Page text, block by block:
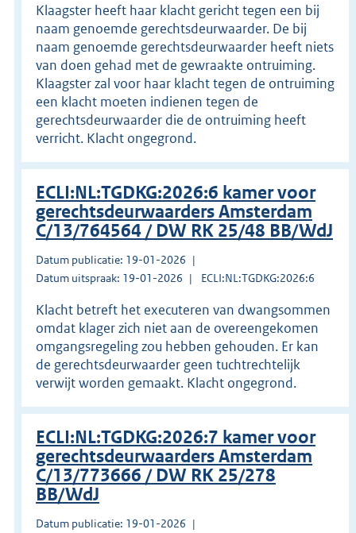
Klaagster heeft haar klacht gericht tegen een bij
naam genoemde gerechtsdeurwaarder. De bij
naam genoemde gerechtsdeurwaarder heeft niets
van doen gehad met de gewraakte ontruiming.
Klaagster zal voor haar klacht tegen de ontruiming
een klacht moeten indienen tegen de
gerechtsdeurwaarder die de ontruiming heeft
verricht. Klacht ongegrond.
ECLI:NL:TGDKG:2026:6 kamer voor
gerechtsdeurwaarders Amsterdam
C/13/764564 / DW RK 25/48 BB/WdJ
Datum publicatie: 19-01-2026
Datum uitspraak: 19-01-2026
ECLI:NL:TGDKG:2026:6
Klacht betreft het executeren van dwangsommen
omdat klager zich niet aan de overeengekomen
omgangsregeling zou hebben gehouden. Er kan
de gerechtsdeurwaarder geen tuchtrechtelijk
verwijt worden gemaakt. Klacht ongegrond.
ECLI:NL:TGDKG:2026:7 kamer voor
gerechtsdeurwaarders Amsterdam
C/13/773666 / DW RK 25/278
BB/WdJ
Datum publicatie: 19-01-2026